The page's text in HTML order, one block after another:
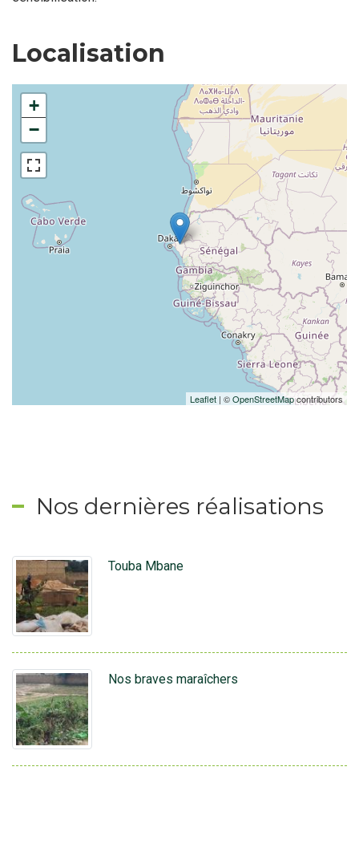
Localisation
+
−
Leaflet | ©OpenStreetMapcontributors
Nos dernières réalisations
Touba Mbane
Nos braves maraîchers